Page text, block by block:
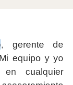
, gerente de
equipo y yo
cualquier